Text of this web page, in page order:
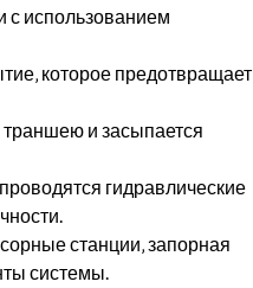
использованием
которое предотвращает
траншею и засыпается
гидравлические
станции‚ запорная
системы.